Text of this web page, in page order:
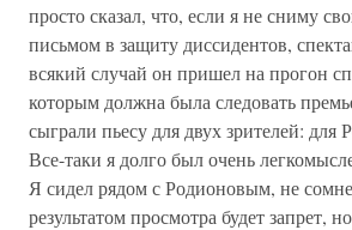
просто сказал, что, если я не сниму
письмом в защиту диссидентов,
всякий случай он пришел на прогон
которым должна была следовать
сыграли пьесу для двух зрителей: для
Все-таки я долго был очень
Я сидел рядом с Родионовым, не
результатом просмотра будет запрет,